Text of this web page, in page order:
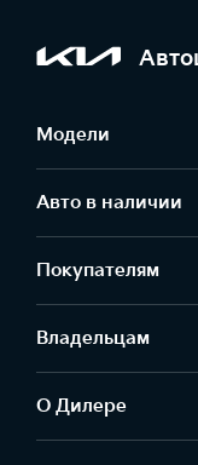
Модели
Авто в наличии
Покупателям
Владельцам
О Дилере